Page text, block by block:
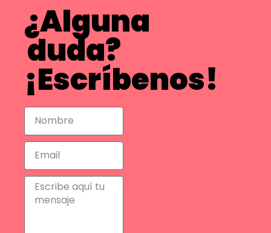
¿Alguna
duda?
¡Escríbenos!